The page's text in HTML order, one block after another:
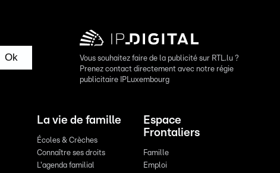
Ok
Vous souhaitez faire de la publicité sur RTL.lu ?
Prenez contact directement avec notre régie
publicitaire IPLuxembourg
La vie de famille
Écoles & Crèches
Connaître ses droits
L'agenda familial
Espace
Frontaliers
Famille
Emploi